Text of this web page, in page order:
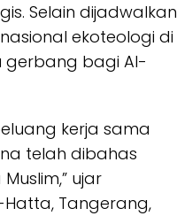
Selain dijadwalkan
ekoteologi di
gerbang bagi Al-
kerja sama
telah dibahas
ujar
Tangerang,